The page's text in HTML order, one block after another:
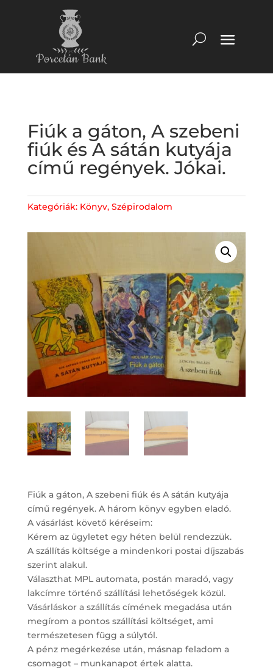
Fiúk a gáton, A szebeni
fiúk és A sátán kutyája
című regények. Jókai.
Kategóriák: Könyv, Szépirodalom
Fiúk a gáton, A szebeni fiúk és A sátán kutyája
című regények. A három könyv egyben eladó.
A vásárlást követő kéréseim:
Kérem az ügyletet egy héten belül rendezzük.
A szállítás költsége a mindenkori postai díjszabás
szerint alakul.
Választhat MPL automata, postán maradó, vagy
lakcímre történő szállítási lehetőségek közül.
Vásárláskor a szállítás címének megadása után
megírom a pontos szállítási költséget, ami
természetesen függ a súlytól.
A pénz megérkezése után, másnap feladom a
csomagot – munkanapot értek alatta.